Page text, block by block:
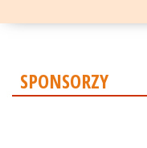
SPONSORZY